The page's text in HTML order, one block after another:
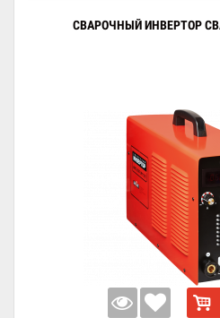
СВАРОЧНЫЙ ИНВЕРТОР